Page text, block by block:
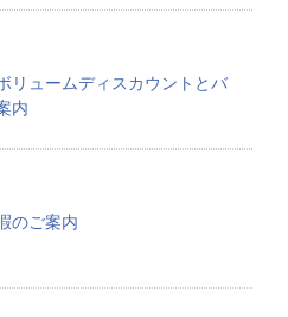
リュームディスカウントとバ
内
のご案内